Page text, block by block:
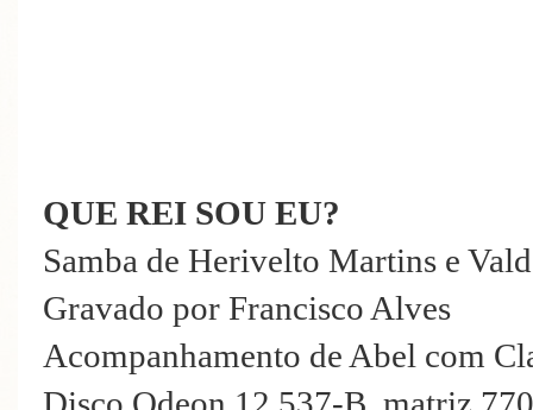
QUE REI SOU EU?
Samba de Herivelto Martins e
Gravado por Francisco Alves
Acompanhamento de Abel com